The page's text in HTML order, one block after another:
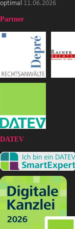
optimal 11.06.2026
Partner
DATEV